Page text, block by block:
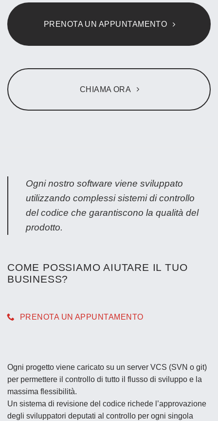
PRENOTA UN APPUNTAMENTO
CHIAMA ORA
Ogni nostro software viene sviluppato
utilizzando complessi sistemi di controllo
del codice che garantiscono la qualità del
prodotto.
COME POSSIAMO AIUTARE IL TUO
BUSINESS?
PRENOTA UN APPUNTAMENTO
Ogni progetto viene caricato su un server VCS (SVN o git)
per permettere il controllo di tutto il flusso di sviluppo e la
massima flessibilità.
Un sistema di revisione del codice richede l’approvazione
degli sviluppatori deputati al controllo per ogni singola